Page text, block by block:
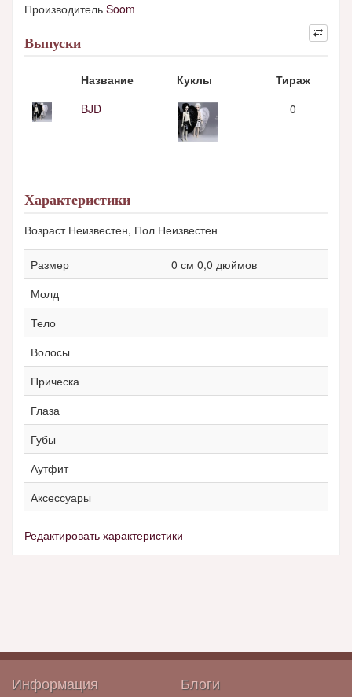
Производитель Soom
Выпуски
Название Куклы
Тираж
BJD
0
Характеристики
Возраст Неизвестен, Пол Неизвестен
Размер
0 см 0,0 дюймов
Молд
Тело
Волосы
Прическа
Глаза
Губы
Аутфит
Аксессуары
Редактировать характеристики
Информация Блоги